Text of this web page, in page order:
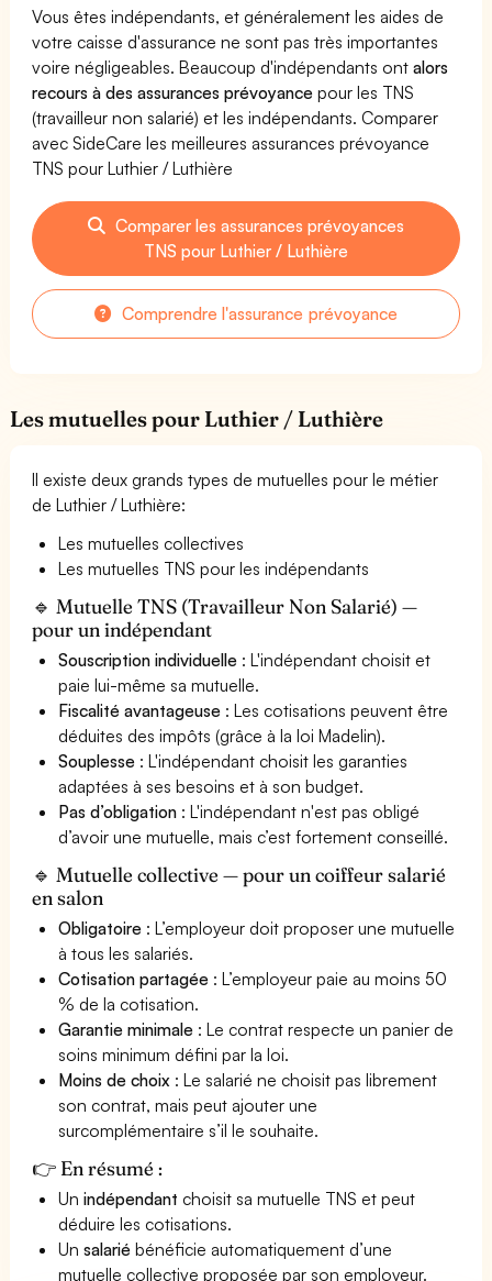
Vous êtes indépendants, et généralement les aides de
votre caisse d'assurance ne sont pas très importantes
voire négligeables. Beaucoup d'indépendants ontalors
recours à des assurances prévoyance pour les TNS
(travailleur non salarié) et les indépendants. Comparer
avec SideCare les meilleures assurances prévoyance
TNS pour Luthier / Luthière
Comparer les assurances prévoyances
TNS pour Luthier / Luthière
Comprendre l'assurance prévoyance
Les mutuelles pour Luthier / Luthière
Il existe deux grands types de mutuelles pour le métier
de Luthier / Luthière:
Les mutuelles collectives
Les mutuelles TNS pour les indépendants
🔹 Mutuelle TNS (Travailleur Non Salarié) —
pour un indépendant
Souscription individuelle : L'indépendant choisit et
paie lui-même sa mutuelle.
Fiscalité avantageuse : Les cotisations peuvent être
déduites des impôts (grâce à la loi Madelin).
Souplesse : L'indépendant choisit les garanties
adaptées à ses besoins et à son budget.
Pas d’obligation : L'indépendant n'est pas obligé
d’avoir une mutuelle, mais c’est fortement conseillé.
🔹 Mutuelle collective — pour un coiffeur salarié
en salon
Obligatoire : L’employeur doit proposer une mutuelle
à tous les salariés.
Cotisation partagée : L’employeur paie au moins 50
% de la cotisation.
Garantie minimale : Le contrat respecte un panier de
soins minimum défini par la loi.
Moins de choix : Le salarié ne choisit pas librement
son contrat, mais peut ajouter une
surcomplémentaire s’il le souhaite.
👉 En résumé :
Unindépendant choisit sa mutuelle TNS et peut
déduire les cotisations.
Unsalarié bénéficie automatiquement d’une
mutuelle collective proposée par son employeur.